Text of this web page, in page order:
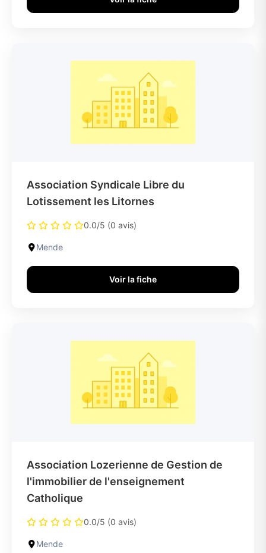
Association Syndicale Libre du
Lotissement les Litornes
0.0/5 (0 avis)
Mende
Voir la fiche
Association Lozerienne de Gestion de
l'immobilier de l'enseignement
Catholique
0.0/5 (0 avis)
Mende